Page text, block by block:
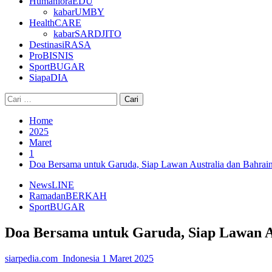
kabarUMBY
HealthCARE
kabarSARDJITO
DestinasiRASA
ProBISNIS
SportBUGAR
SiapaDIA
Cari
untuk:
Home
2025
Maret
1
Doa Bersama untuk Garuda, Siap Lawan Australia dan
NewsLINE
RamadanBERKAH
SportBUGAR
Doa Bersama untuk Garuda, Siap Lawan
siarpedia.com_Indonesia 1 Maret 2025